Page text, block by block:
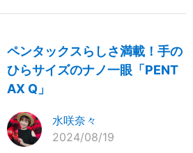
ペンタックスらしさ満載！手の
ひらサイズのナノ一眼「PENT
AX Q」
水咲奈々
2024/08/19